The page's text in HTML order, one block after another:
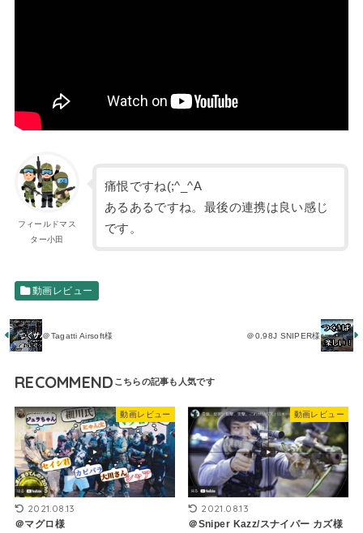
フィールドマス
ター小田
痛恨ですね(;^_^A
あるあるですね。最後の連携は良い感じ
です。
動画レビュー
＠Tagatti Airsoft様 ＠0.98J SNIPER様
RECOMMEND
動画レビュー
2021.08.13
＠マグロ様
動画レビュー
2021.08.13
＠Sniper Kazz/スナイパー カズ様